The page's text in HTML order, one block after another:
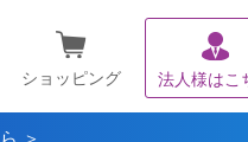
ショッピング 法人様はこ
＞